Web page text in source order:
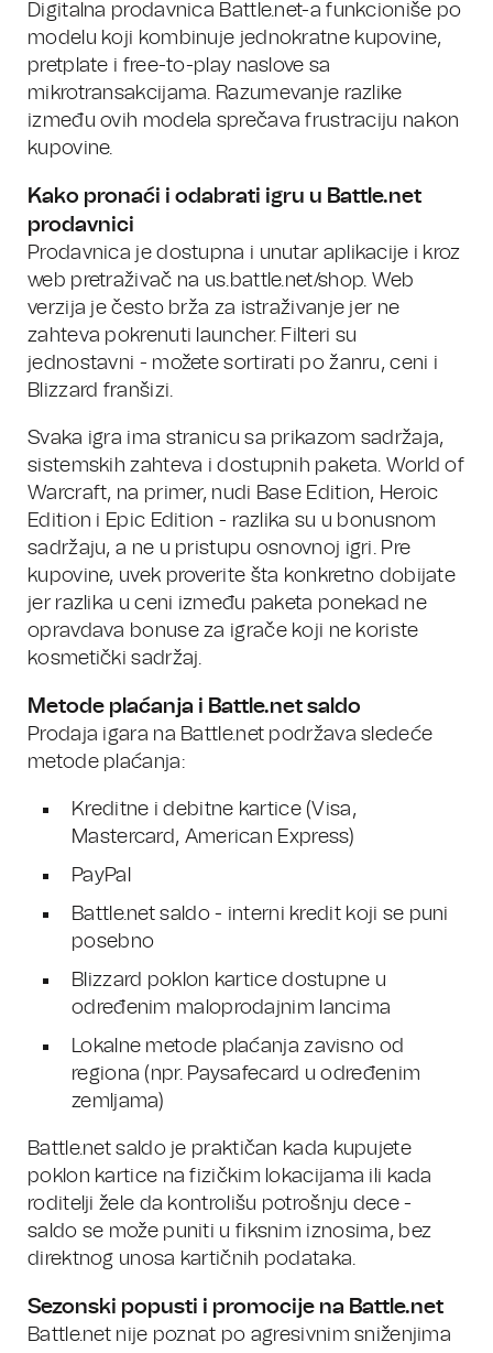
Digitalna prodavnica Battle.net-a funkcioniše po
modelu koji kombinuje jednokratne kupovine,
pretplate i free-to-play naslove sa
mikrotransakcijama. Razumevanje razlike
između ovih modela sprečava frustraciju nakon
kupovine.
Kako pronaći i odabrati igru u Battle.net
prodavnici
Prodavnica je dostupna i unutar aplikacije i kroz
web pretraživač na us.battle.net/shop. Web
verzija je često brža za istraživanje jer ne
zahteva pokrenuti launcher. Filteri su
jednostavni - možete sortirati po žanru, ceni i
Blizzard franšizi.
Svaka igra ima stranicu sa prikazom sadržaja,
sistemskih zahteva i dostupnih paketa. World of
Warcraft, na primer, nudi Base Edition, Heroic
Edition i Epic Edition - razlika su u bonusnom
sadržaju, a ne u pristupu osnovnoj igri. Pre
kupovine, uvek proverite šta konkretno dobijate
jer razlika u ceni između paketa ponekad ne
opravdava bonuse za igrače koji ne koriste
kosmetički sadržaj.
Metode plaćanja i Battle.net saldo
Prodaja igara na Battle.net podržava sledeće
metode plaćanja:
Kreditne i debitne kartice (Visa,
Mastercard, American Express)
PayPal
Battle.net saldo - interni kredit koji se puni
posebno
Blizzard poklon kartice dostupne u
određenim maloprodajnim lancima
Lokalne metode plaćanja zavisno od
regiona (npr. Paysafecard u određenim
zemljama)
Battle.net saldo je praktičan kada kupujete
poklon kartice na fizičkim lokacijama ili kada
roditelji žele da kontrolišu potrošnju dece -
saldo se može puniti u fiksnim iznosima, bez
direktnog unosa kartičnih podataka.
Sezonski popusti i promocije na Battle.net
Battle.net nije poznat po agresivnim sniženjima